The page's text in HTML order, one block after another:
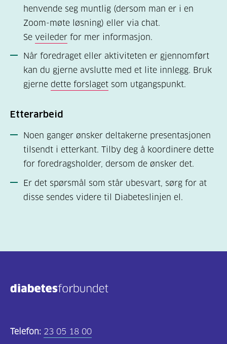
henvende seg muntlig (dersom man er i en
Zoom-møte løsning) eller via chat.
Se veileder for mer informasjon.
Når foredraget eller aktiviteten er gjennomført
kan du gjerne avslutte med et lite innlegg. Bruk
gjerne dette forslaget som utgangspunkt.
Etterarbeid
Noen ganger ønsker deltakerne presentasjonen
tilsendt i etterkant. Tilby deg å koordinere dette
for foredragsholder, dersom de ønsker det.
Er det spørsmål som står ubesvart, sørg for at
disse sendes videre til Diabeteslinjen el.
Telefon: 23 05 18 00